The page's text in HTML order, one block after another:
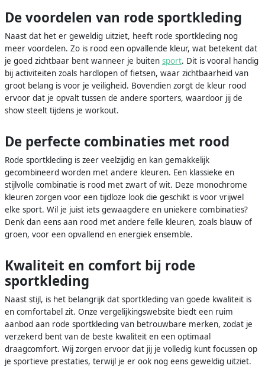
De voordelen van rode sportkleding
Naast dat het er geweldig uitziet, heeft rode sportkleding nog
meer voordelen. Zo is rood een opvallende kleur, wat betekent dat
je goed zichtbaar bent wanneer je buiten sport. Dit is vooral handig
bij activiteiten zoals hardlopen of fietsen, waar zichtbaarheid van
groot belang is voor je veiligheid. Bovendien zorgt de kleur rood
ervoor dat je opvalt tussen de andere sporters, waardoor jij de
show steelt tijdens je workout.
De perfecte combinaties met rood
Rode sportkleding is zeer veelzijdig en kan gemakkelijk
gecombineerd worden met andere kleuren. Een klassieke en
stijlvolle combinatie is rood met zwart of wit. Deze monochrome
kleuren zorgen voor een tijdloze look die geschikt is voor vrijwel
elke sport. Wil je juist iets gewaagdere en uniekere combinaties?
Denk dan eens aan rood met andere felle kleuren, zoals blauw of
groen, voor een opvallend en energiek ensemble.
Kwaliteit en comfort bij rode
sportkleding
Naast stijl, is het belangrijk dat sportkleding van goede kwaliteit is
en comfortabel zit. Onze vergelijkingswebsite biedt een ruim
aanbod aan rode sportkleding van betrouwbare merken, zodat je
verzekerd bent van de beste kwaliteit en een optimaal
draagcomfort. Wij zorgen ervoor dat jij je volledig kunt focussen op
je sportieve prestaties, terwijl je er ook nog eens geweldig uitziet.